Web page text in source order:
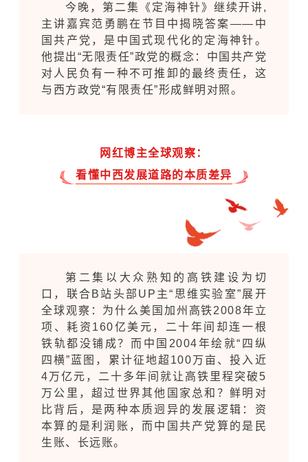
今晚，第二集《定海神针》继续开讲,
主讲嘉宾范勇鹏在节目中揭晓答案——中
国共产党，是中国式现代化的定海神针。
他提出“无限责任”政党的概念：中国共产党
对人民负有一种不可推卸的最终责任，这
与西方政党“有限责任”形成鲜明对照。
网红博主全球观察：
看懂中西发展道路的本质差异
第二集以大众熟知的高铁建设为切
口，联合B站头部UP主“思维实验室”展开
全球观察：为什么美国加州高铁2008年立
项、耗资160亿美元，二十年间却连一根
铁轨都没铺成？而中国2004年绘就“四纵
四横”蓝图，累计征地超100万亩、投入近
4万亿元，二十多年间就让高铁里程突破5
万公里，超过世界其他国家总和？鲜明对
比背后，是两种本质迥异的发展逻辑：资
本算的是利润账，而中国共产党算的是民
生账、长远账。